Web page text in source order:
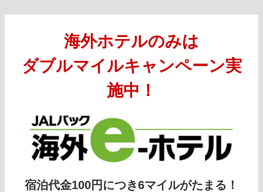
海外ホテルのみは
ダブルマイルキャンペーン実
施中！
宿泊代金100円につき6マイルがたまる！